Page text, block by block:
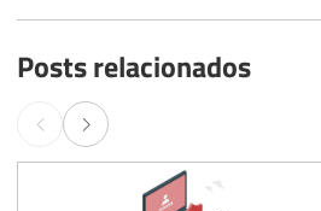
Posts relacionados